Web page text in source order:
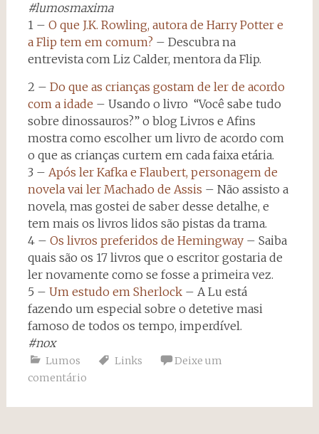
#lumosmaxima
1 – O que J.K. Rowling, autora de Harry Potter e
a Flip tem em comum? – Descubra na
entrevista com Liz Calder, mentora da Flip.
2 – Do que as crianças gostam de ler de acordo
com a idade – Usando o livro “Você sabe tudo
sobre dinossauros?” o blog Livros e Afins
mostra como escolher um livro de acordo com
o que as crianças curtem em cada faixa etária.
3 – Após ler Kafka e Flaubert, personagem de
novela vai ler Machado de Assis – Não assisto a
novela, mas gostei de saber desse detalhe, e
tem mais os livros lidos são pistas da trama.
4 – Os livros preferidos de Hemingway– Saiba
quais são os 17 livros que o escritor gostaria de
ler novamente como se fosse a primeira vez.
5 – Um estudo em Sherlock– A Lu está
fazendo um especial sobre o detetive masi
famoso de todos os tempo, imperdível.
#nox
Lumos Links
Deixe um
comentário